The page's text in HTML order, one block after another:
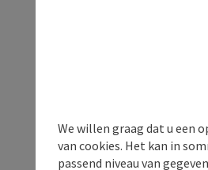
We willen graag dat u een
van cookies. Het kan in
passend niveau van